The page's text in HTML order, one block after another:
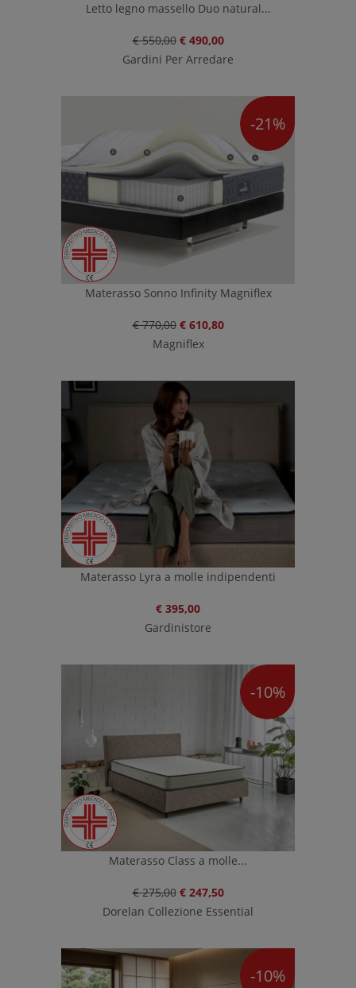
Letto legno massello Duo natural...
€ 550,00 € 490,00
Gardini Per Arredare
-21%
Materasso Sonno Infinity Magniflex
€ 770,00 € 610,80
Magniflex
Materasso Lyra a molle indipendenti
€ 395,00
Gardinistore
-10%
Materasso Class a molle...
€ 275,00 € 247,50
Dorelan Collezione Essential
-10%